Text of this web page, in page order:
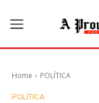
Home POLÍTICA
POLÍTICA